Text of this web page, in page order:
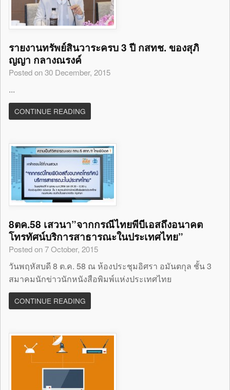
รายงานทรัพย์สินวาระครบ 3 ปี กสทช. ของสุภิ
ญญา กลางณรงค์
Posted on 30 December, 2015
...
CONTINUE READING
8ตค.58 เสวนา”จากกรณีไทยพีบีเอสถึงอนาคต
โทรทัศน์บริการสาธารณะในประเทศไทย”
Posted on 7 October, 2015
วันพฤหัสบดี 8 ต.ค. 58 ณ ห้องประชุมอิศรา อมันตกุล ชั้น 3
สมาคมนักข่าวนักหนังสือพิมพ์แห่งประเทศไทย
CONTINUE READING